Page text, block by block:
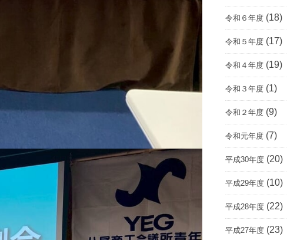
令和６年度(18)
令和５年度(17)
令和４年度(19)
令和３年度(1)
令和２年度(9)
令和元年度(7)
平成30年度(20)
平成29年度(10)
平成28年度(22)
平成27年度(23)